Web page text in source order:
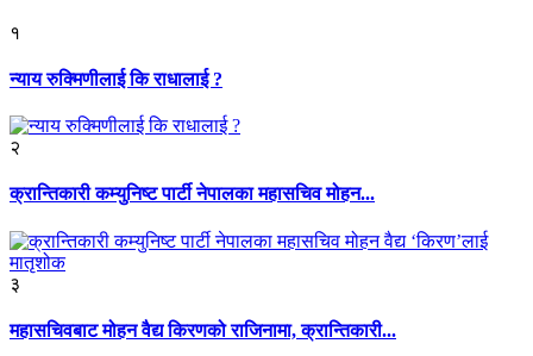
१
न्याय रुक्मिणीलाई कि राधालाई ?
२
क्रान्तिकारी कम्युनिष्ट पार्टी नेपालका महासचिव मोहन...
३
महासचिवबाट मोहन वैद्य किरणको राजिनामा, क्रान्तिकारी...